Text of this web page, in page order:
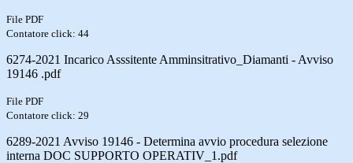
File PDF
Contatore click: 44
6274-2021 Incarico Asssitente Amminsitrativo_Diamanti - Avviso
19146 .pdf
File PDF
Contatore click: 29
6289-2021 Avviso 19146 - Determina avvio procedura selezione
interna DOC SUPPORTO OPERATIV_1.pdf